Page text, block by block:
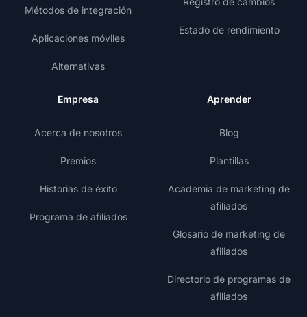
Métodos de integración
Aplicaciones móviles
Alternativas
Estado de rendimiento
Empresa
Acerca de nosotros
Premios
Historias de éxito
Programa de afiliados
Aprender
Blog
Plantillas
Academia de marketing de
afiliados
Glosario de marketing de
afiliados
Directorio de programas de
afiliados